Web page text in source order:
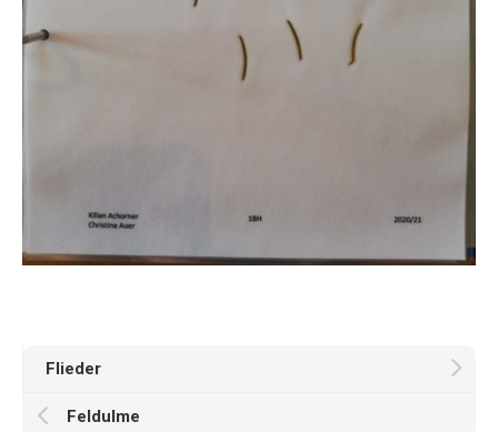
Flieder
Feldulme